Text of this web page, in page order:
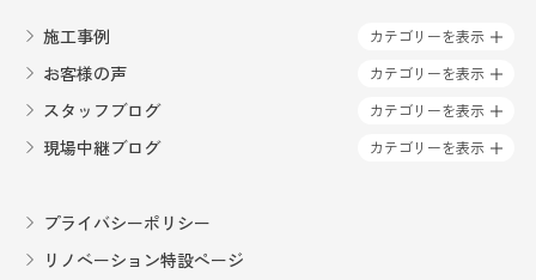
工工事、内装工事の職人さんに申し送りをして下
象だったのは、カプライの社長の姿勢で、同じよ
うな職人さんが集まって来るのかなぁとか感じま
した。その時々の不安や要望にも適切に応えてく
ださり、ストレスなく工事して頂けました。今年
フォームして良かったと思いました。
千春
プライバシーポリシー
リノベーション特設ページ
施工事例 カテゴリーを表示
お客様の声 カテゴリーを表示
スタッフブログ カテゴリーを表示
現場中継ブログ カテゴリーを表示